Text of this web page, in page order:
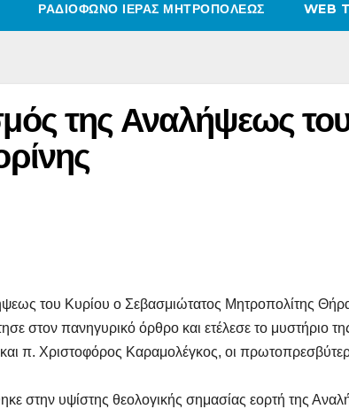
ΡΑΔΙΟΦΩΝΟ ΙΕΡΑΣ ΜΗΤΡΟΠΟΛΕΩΣ WEB
της Αναλήψεως
του Κυρίου ο Σεβασμιώτατος Μητροπολίτης
στον πανηγυρικό όρθρο και ετέλεσε το μυστήριο
και π. Χριστοφόρος Καραμολέγκος, οι
στην υψίστης θεολογικής σημασίας εορτή της